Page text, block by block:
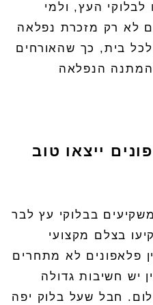
לבלוקי העץ, ולמי
לא רק מזכרת נפלאה
בית, כך שהאורחים
המתנה הנפלאה
ייצאו טוב
בבלוקי עץ לבר
בצלם מקצועי
פלאפונים לא מתחרים
יש חשיבות גדולה
חבל שעל בלוק יפה